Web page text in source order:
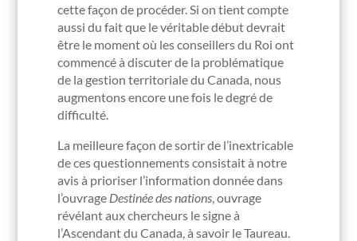
cette façon de procéder. Si on tient compte
aussi du fait que le véritable début devrait
être le moment où les conseillers du Roi ont
commencé à discuter de la problématique
de la gestion territoriale du Canada, nous
augmentons encore une fois le degré de
difficulté.
La meilleure façon de sortir de l’inextricable
de ces questionnements consistait à notre
avis à prioriser l’information donnée dans
l’ouvrage Destinée des nations , ouvrage
révélant aux chercheurs le signe à
l’Ascendant du Canada, à savoir le Taureau.